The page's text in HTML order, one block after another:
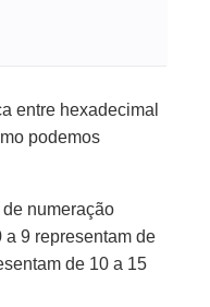
entre hexadecimal
podemos
numeração
a 9 representam de
de 10 a 15